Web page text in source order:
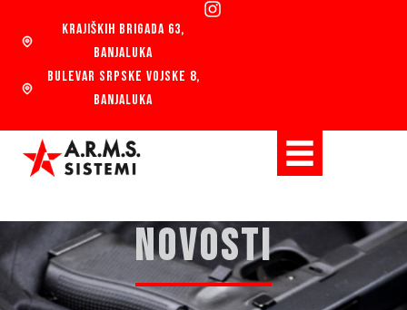
KRAJIŠKIH BRIGADA 63,
BANJALUKA
BULEVAR SRPSKE VOJSKE 8,
BANJALUKA
NOVOSTI